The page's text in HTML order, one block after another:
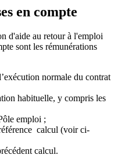
en compte
d'aide au retour à l'emploi
sont les rémunérations
normale du contrat
habituelle, y compris les
emploi ;
calcul (voir ci-
calcul.